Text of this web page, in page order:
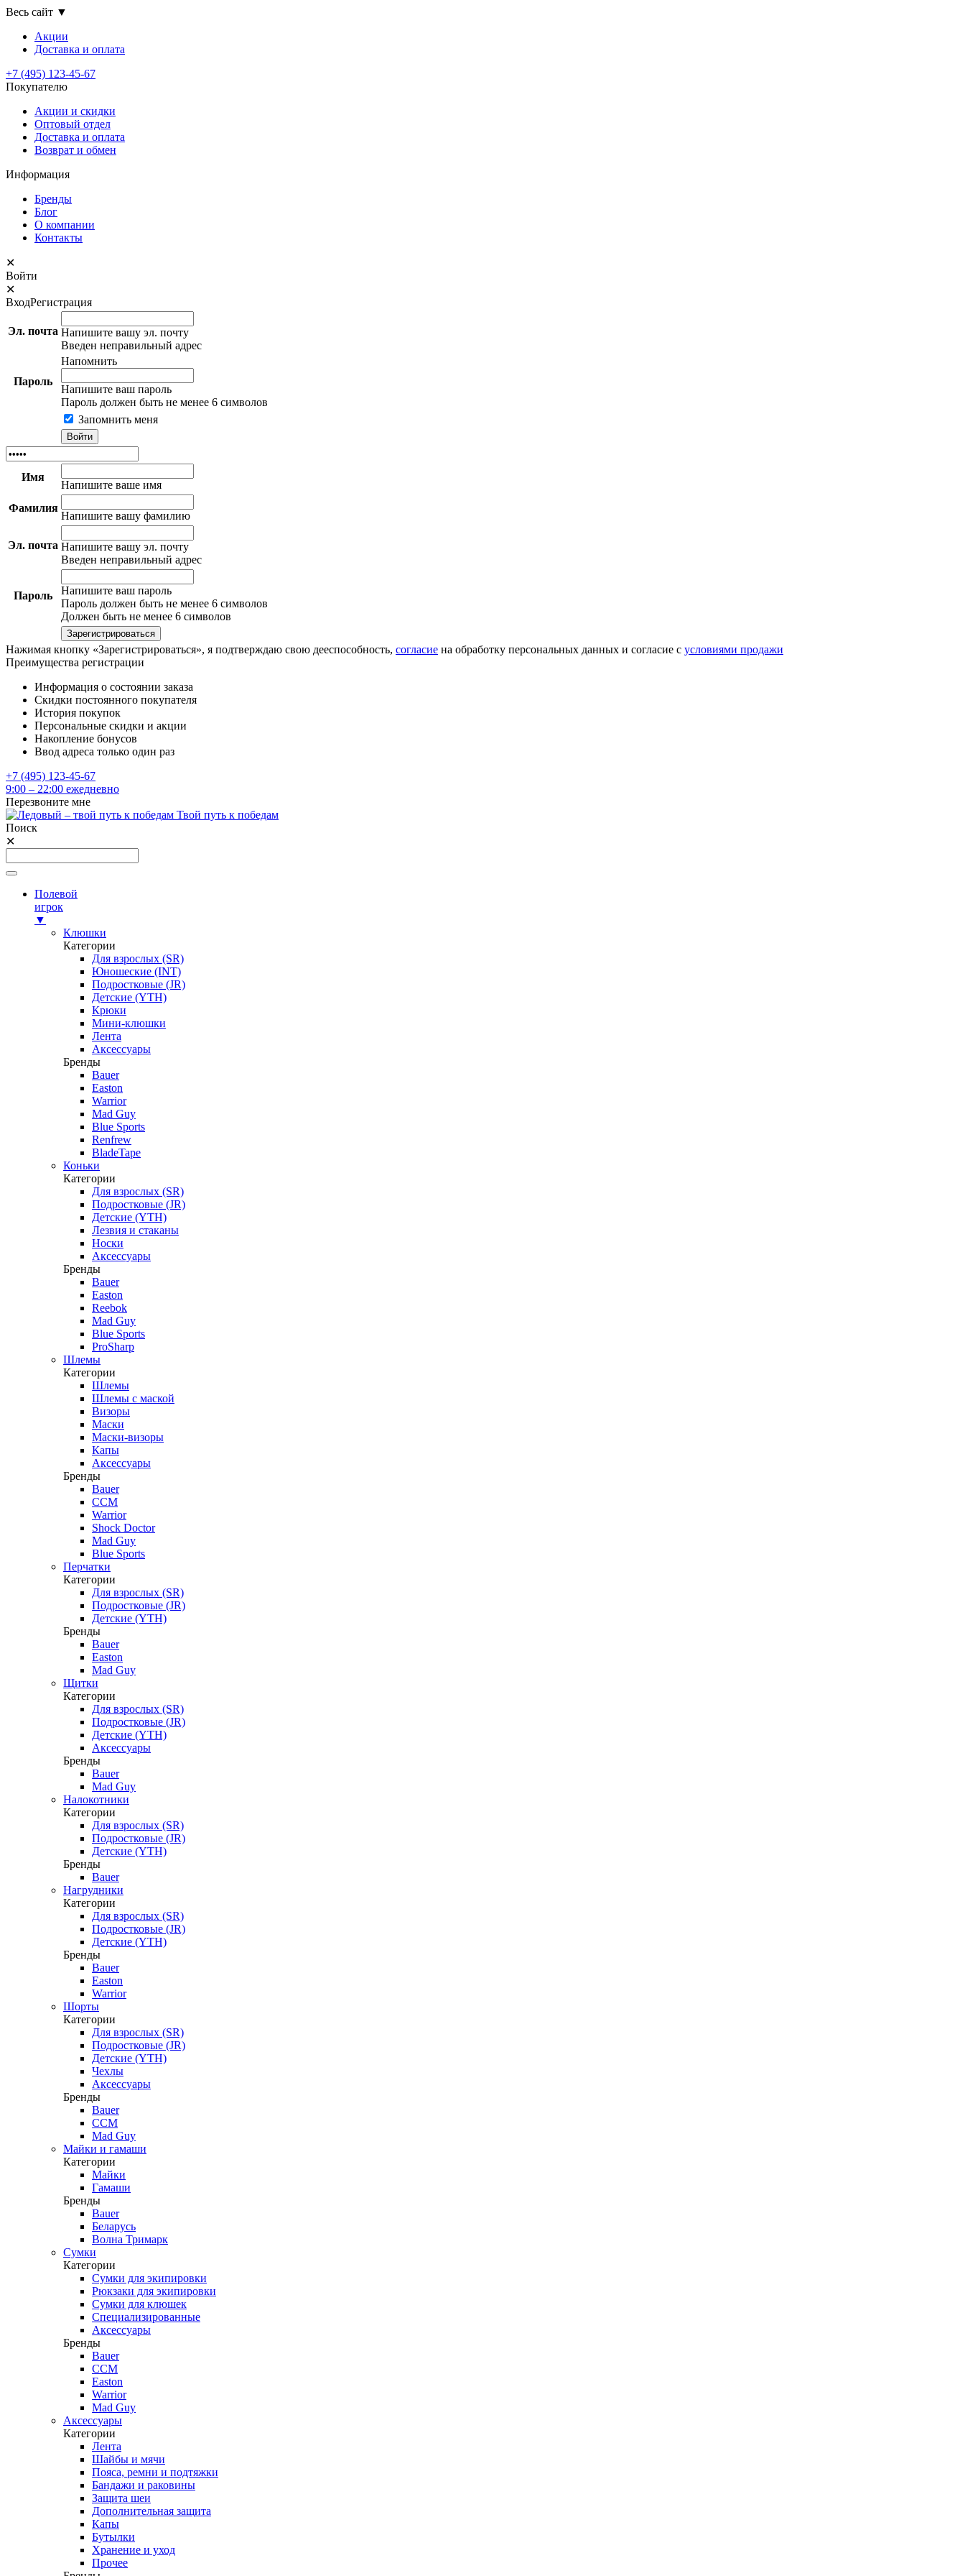
Весь сайт ▼
Акции
Доставка и оплата
+7 (495) 123-45-67
Покупателю
Акции и скидки
Оптовый отдел
Доставка и оплата
Возврат и обмен
Информация
Бренды
Блог
О компании
Контакты
✕
Войти
✕
ВходРегистрация
Эл. почта Напишите вашу эл. почту
Введен неправильный адрес
Пароль
Напомнить
Напишите ваш пароль
Пароль должен быть не менее 6 символов
Запомнить меня
Имя
Напишите ваше имя
Фамилия
Напишите вашу фамилию
Эл. почта Напишите вашу эл. почту
Введен неправильный адрес
Пароль
Напишите ваш пароль
Пароль должен быть не менее 6 символов
Должен быть не менее 6 символов
Нажимая кнопку «Зарегистрироваться», я подтверждаю свою дееспособность, согласие на обработку персональных данных и согласие с условиями продажи
Преимущества регистрации
Информация о состоянии заказа
Скидки постоянного покупателя
История покупок
Персональные скидки и акции
Накопление бонусов
Ввод адреса только один раз
+7 (495) 123-45-67
9:00 – 22:00 ежедневно
Перезвоните мне
Твой путь к победам
Поиск
✕
Полевой
игрок
▼
Клюшки
Категории
Для взрослых (SR)
Юношеские (INT)
Подростковые (JR)
Детские (YTH)
Крюки
Мини-клюшки
Лента
Аксессуары
Бренды
Bauer
Easton
Warrior
Mad Guy
Blue Sports
Renfrew
BladeTape
Коньки
Категории
Для взрослых (SR)
Подростковые (JR)
Детские (YTH)
Лезвия и стаканы
Носки
Аксессуары
Бренды
Bauer
Easton
Reebok
Mad Guy
Blue Sports
ProSharp
Шлемы
Категории
Шлемы
Шлемы с маской
Визоры
Маски
Маски-визоры
Капы
Аксессуары
Бренды
Bauer
CCM
Warrior
Shock Doctor
Mad Guy
Blue Sports
Перчатки
Категории
Для взрослых (SR)
Подростковые (JR)
Детские (YTH)
Бренды
Bauer
Easton
Mad Guy
Щитки
Категории
Для взрослых (SR)
Подростковые (JR)
Детские (YTH)
Аксессуары
Бренды
Bauer
Mad Guy
Налокотники
Категории
Для взрослых (SR)
Подростковые (JR)
Детские (YTH)
Бренды
Bauer
Нагрудники
Категории
Для взрослых (SR)
Подростковые (JR)
Детские (YTH)
Бренды
Bauer
Easton
Warrior
Шорты
Категории
Для взрослых (SR)
Подростковые (JR)
Детские (YTH)
Чехлы
Аксессуары
Бренды
Bauer
CCM
Mad Guy
Майки и гамаши
Категории
Майки
Гамаши
Бренды
Bauer
Беларусь
Волна Тримарк
Сумки
Категории
Сумки для экипировки
Рюкзаки для экипировки
Сумки для клюшек
Специализированные
Аксессуары
Бренды
Bauer
CCM
Easton
Warrior
Mad Guy
Аксессуары
Категории
Лента
Шайбы и мячи
Пояса, ремни и подтяжки
Бандажи и раковины
Защита шеи
Дополнительная защита
Капы
Бутылки
Хранение и уход
Прочее